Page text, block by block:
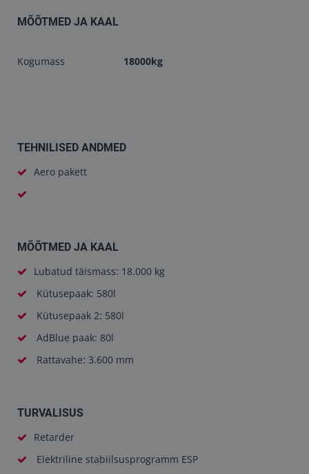
MÕÕTMED JA KAAL
Kogumass 18000kg
TEHNILISED ANDMED
Aero pakett
MÕÕTMED JA KAAL
Lubatud täismass: 18.000 kg
Kütusepaak: 580l
Kütusepaak 2: 580l
AdBlue paak: 80l
Rattavahe: 3.600 mm
TURVALISUS
Retarder
Elektriline stabiilsusprogramm ESP